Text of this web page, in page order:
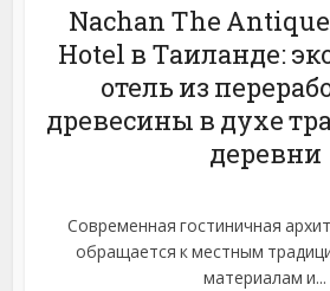
Nachan The
Hotel в Таиланде:
отель из
древесины в духе
деревни
Современная гостиничная
обращается к местным
материалам и...